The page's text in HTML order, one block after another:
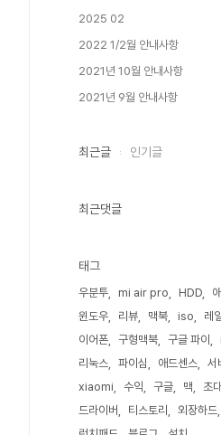
2025 02
2022 1/2월 안내사항
2021년 10월 안내사항
2021년 9월 안내사항
최근글 인기글
최근댓글
태그
우분투 mi air pro HDD
윈도우
리뷰 맥북 iso
레
이어폰
구형맥북 구글 파이
리눅스
파이심 애드센스 서
xiaomi
수익 구글 맥
초
드라이버
티스토리 외장하드